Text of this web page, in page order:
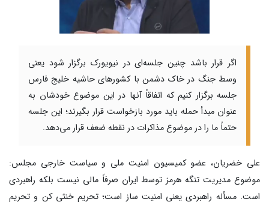
اگر قرار باشد چنین جلسه‌ای در نیویورک برگزار شود یعنی
وسط جنگ در خاک دشمن با کشورهای حاشیه خلیج فارس
جلسه برگزار کنیم که اتفاقاً آنها در این موضوع خودشان به
عنوان مبدأ حمله باید مورد بازخواست قرار بگیرند؛ این جلسه
حتماً ما را در موضوع مذاکرات در نقطه ضعف قرار می‌دهد.
علی خضریان، عضو کمیسیون امنیت ملی و سیاست خارجی مجلس:
موضوع مدیریت تنگه هرمز توسط ایران صرفاً مالی نیست بلکه راهبردی
است. مسأله راهبردی یعنی امنیت ساز است؛ تحریم خنثی کن و تحریم